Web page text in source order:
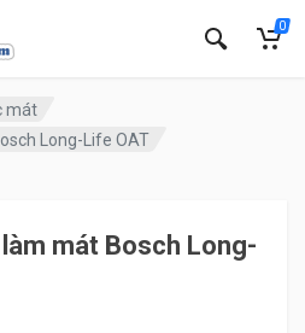
0
mát
Long-Life OAT
mát Bosch Long-